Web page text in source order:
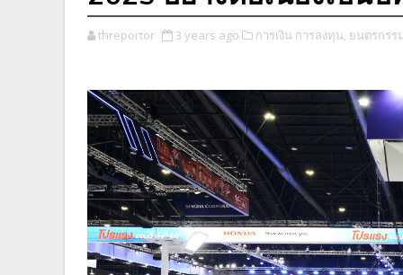
threportor 3 years ago การเงิน การลงทุน, ยนตรกรร